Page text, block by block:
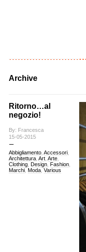
Archive
Ritorno…al
negozio!
By: Francesca
15-05-2015
Abbigliamento, Accessori,
Architettura, Art, Arte,
Clothing, Design, Fashion,
Marchi, Moda, Various